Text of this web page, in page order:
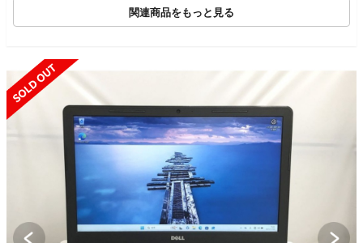
関連商品をもっと見る
SOLD OUT